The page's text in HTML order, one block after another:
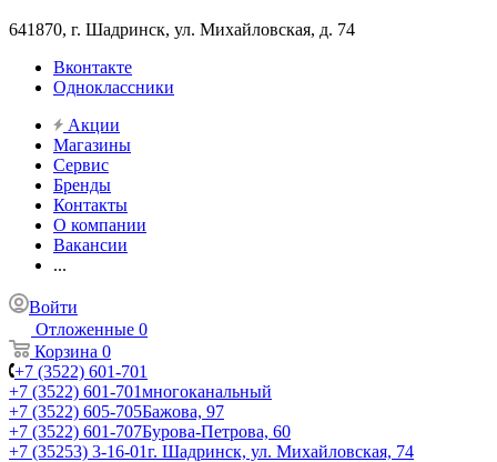
641870, г. Шадринск, ул. Михайловская, д. 74
Вконтакте
Одноклассники
Акции
Магазины
Сервис
Бренды
Контакты
О компании
Вакансии
...
Войти
Отложенные 0
Корзина 0
+7 (3522) 601-701
+7 (3522) 601-701многоканальный
+7 (3522) 605-705Бажова, 97
+7 (3522) 601-707Бурова-Петрова, 60
+7 (35253) 3-16-01г. Шадринск, ул. Михайловская, 74